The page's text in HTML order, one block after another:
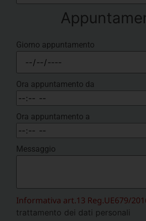
Giorno appuntamento
Ora appuntamento da
Ora appuntamento a
Messaggio
Informativa art.13 Reg.UE679/
trattamento dei dati personali